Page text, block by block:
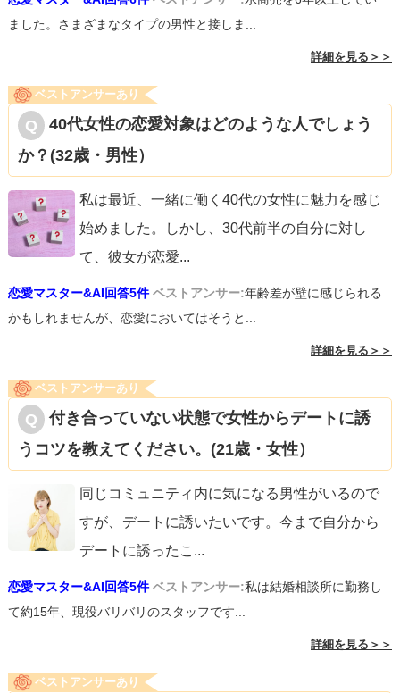
ました。さまざまなタイプの男性と接しま...
詳細を見る＞＞
ベストアンサーあり
40代女性の恋愛対象はどのような人でしょう
か？(32歳・男性）
私は最近、一緒に働く40代の女性に魅力を感じ
始めました。しかし、30代前半の自分に対し
て、彼女が恋愛...
恋愛マスター&AI回答5件 ベストアンサー:年齢差が壁に感じられる
かもしれませんが、恋愛においてはそうと...
詳細を見る＞＞
ベストアンサーあり
付き合っていない状態で女性からデートに誘
うコツを教えてください。(21歳・女性）
同じコミュニティ内に気になる男性がいるので
すが、デートに誘いたいです。今まで自分から
デートに誘ったこ ...
恋愛マスター&AI回答5件 ベストアンサー:私は結婚相談所に勤務し
て約15年、現役バリバリのスタッフです...
詳細を見る＞＞
ベストアンサーあり